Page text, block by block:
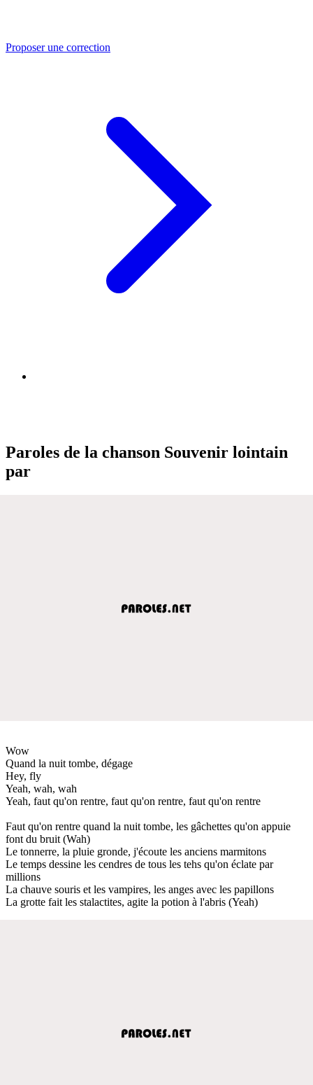
Proposer une correction
Paroles de la chanson Souvenir lointain
par
Wow
Quand la nuit tombe, dégage
Hey, fly
Yeah, wah, wah
Yeah, faut qu'on rentre, faut qu'on rentre, faut qu'on rentre
Faut qu'on rentre quand la nuit tombe, les gâchettes qu'on appuie
font du bruit (Wah)
Le tonnerre, la pluie gronde, j'écoute les anciens marmitons
Le temps dessine les cendres de tous les tehs qu'on éclate par
millions
La chauve souris et les vampires, les anges avec les papillons
La grotte fait les stalactites, agite la potion à l'abris (Yeah)